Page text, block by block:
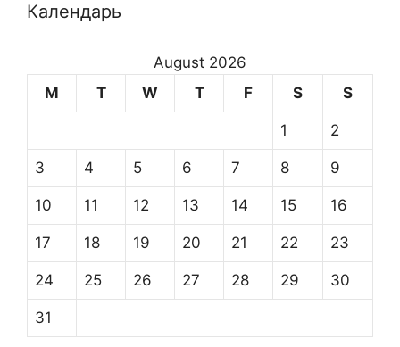
Календарь
August 2026
M
T W T F S S
1 2
3 4 5 6 7 8 9
10 11 12 13 14 15 16
17 18 19 20 21 22 23
24 25 26 27 28 29 30
31